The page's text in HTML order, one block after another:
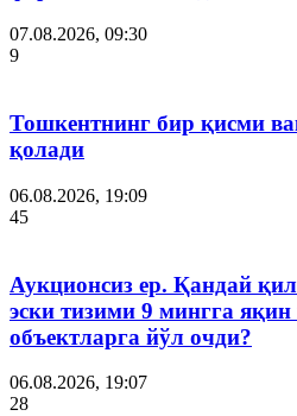
07.08.2026, 09:30
9
Тошкентнинг бир қисми
қолади
06.08.2026, 19:09
45
Аукционсиз ер. Қандай
эски тизими 9 мингга
объектларга йўл очди?
06.08.2026, 19:07
28